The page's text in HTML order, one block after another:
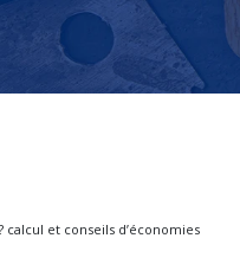
et conseils d’économies